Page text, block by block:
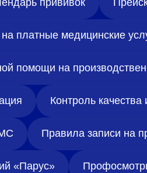
прививок
платные медицинские
помощи на
Контроль
Правила записи на
«Парус»